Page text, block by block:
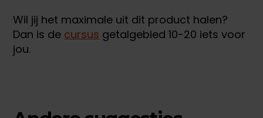
Wil jij het maximale uit dit product halen?
Dan is de cursus getalgebied 10-20 iets voor
jou.